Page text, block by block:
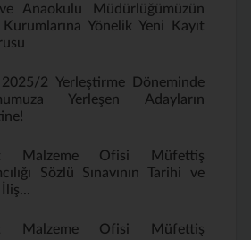
Anaokulu Müdürlüğümüzün
Yönelik Yeni Kayıt
2025/2 Yerleştirme Döneminde
Yerleşen Adayların
Malzeme Ofisi Müfettiş
Sözlü Sınavının Tarihi ve
Malzeme Ofisi Müfettiş